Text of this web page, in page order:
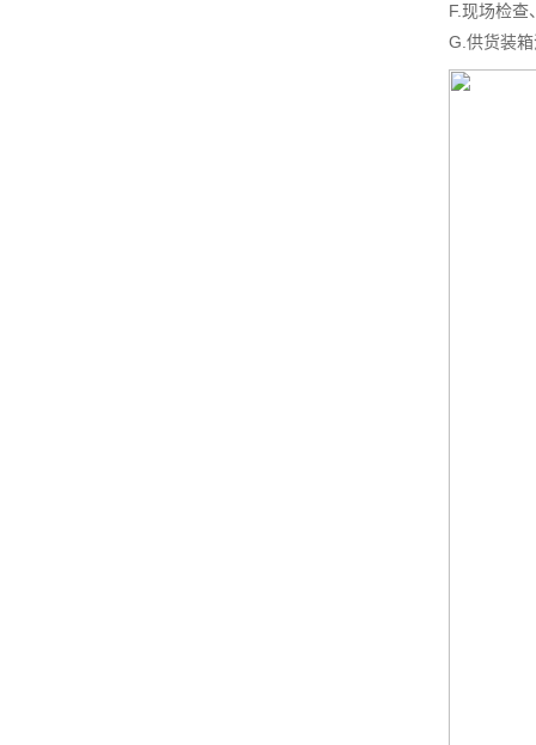
F.现场检查
G.供货装